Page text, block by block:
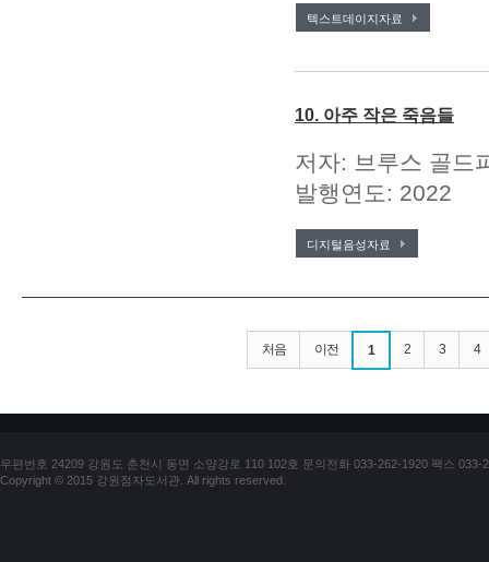
텍스트데이지자료
10. 아주 작은 죽음들
저자: 브루스 골드
발행연도: 2022
디지털음성자료
처음 이전 1 2 3 4
우편번호 24209 강원도 춘천시 동면 소양강로 110 102호 문의전화 033-262-1920 팩스 033-
Copyright © 2015 강원점자도서관. All rights reserved.